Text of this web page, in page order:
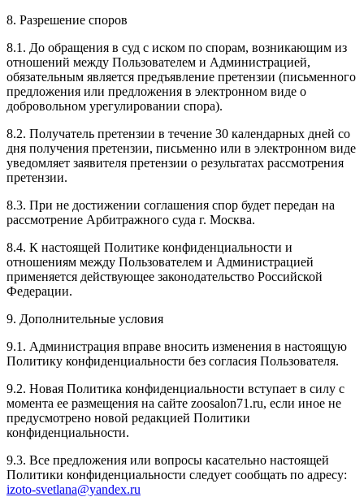
8. Разрешение споров
8.1. До обращения в суд с иском по спорам, возникающим из
отношений между Пользователем и Администрацией,
обязательным является предъявление претензии (письменного
предложения или предложения в электронном виде о
добровольном урегулировании спора).
8.2. Получатель претензии в течение 30 календарных дней со
дня получения претензии, письменно или в электронном виде
уведомляет заявителя претензии о результатах рассмотрения
претензии.
8.3. При не достижении соглашения спор будет передан на
рассмотрение Арбитражного суда г. Москва.
8.4. К настоящей Политике конфиденциальности и
отношениям между Пользователем и Администрацией
применяется действующее законодательство Российской
Федерации.
9. Дополнительные условия
9.1. Администрация вправе вносить изменения в настоящую
Политику конфиденциальности без согласия Пользователя.
9.2. Новая Политика конфиденциальности вступает в силу с
момента ее размещения на сайте zoosalon71.ru, если иное не
предусмотрено новой редакцией Политики
конфиденциальности.
9.3. Все предложения или вопросы касательно настоящей
Политики конфиденциальности следует сообщать по адресу:
izoto-svetlana@yandex.ru